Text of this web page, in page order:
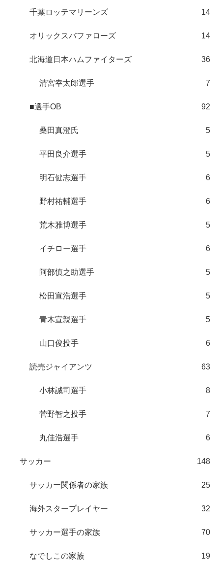
千葉ロッテマリーンズ 14
オリックスバファローズ 14
北海道日本ハムファイターズ 36
清宮幸太郎選手 7
■選手OB 92
桑田真澄氏 5
平田良介選手 5
明石健志選手 6
野村祐輔選手 6
荒木雅博選手 5
イチロー選手 6
阿部慎之助選手 5
松田宣浩選手 5
青木宣親選手 5
山口俊投手 6
読売ジャイアンツ 63
小林誠司選手 8
菅野智之投手 7
丸佳浩選手 6
サッカー 148
サッカー関係者の家族 25
海外スタープレイヤー 32
サッカー選手の家族 70
なでしこの家族 19